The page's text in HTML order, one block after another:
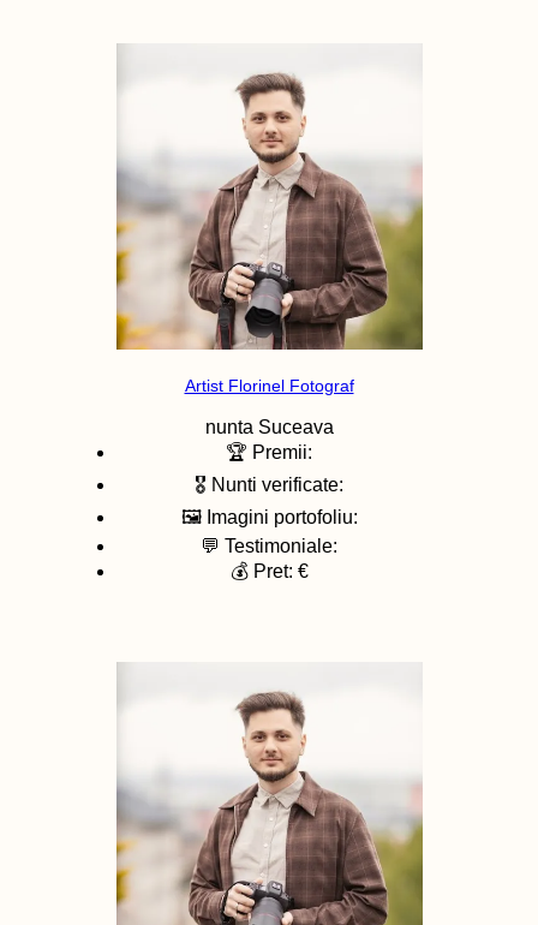
Artist Florinel Fotograf
nunta Suceava
🏆 Premii:
🎖️ Nunti verificate:
🖼️ Imagini portofoliu:
💬 Testimoniale:
💰 Pret: €